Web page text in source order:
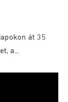
át 35
a...